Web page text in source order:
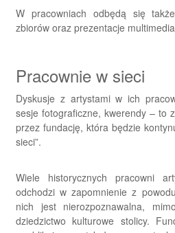
W pracowniach odbędą się
zbiorów oraz prezentacje
Pracownie w sieci
Dyskusje z artystami w ich
sesje fotograficzne, kwerendy – to
przez fundację, która będzie
sieci”.
Wiele historycznych pracowni
odchodzi w zapomnienie z
nich jest nierozpoznawalna,
dziedzictwo kulturowe stolicy.